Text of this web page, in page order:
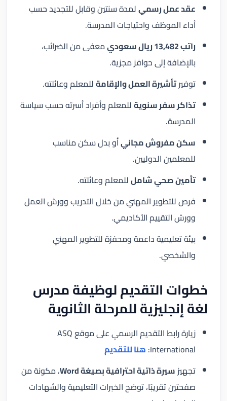
عقد عمل رسميلمدة سنتين وقابل للتجديد حسب
أداء الموظف واحتياجات المدرسة.
راتب 13,482 ريال سعودي
معفى من الضرائب،
بالإضافة إلى حوافز مجزية.
توفيرتأشيرة العمل والإقامةللمعلم وعائلته.
تذاكر سفر سنويةللمعلم وأفراد أسرته حسب سياسة
المدرسة.
سكن مفروش مجانيأو بدل سكن مناسب
للمعلمين الدوليين.
تأمين صحي شاملللمعلم وعائلته.
فرص للتطوير المهني من خلال التدريب وورش العمل
وورش التقييم الأكاديمي.
بيئة تعليمية داعمة ومحفزة للتطوير المهني
والشخصي.
خطوات التقديم لوظيفة مدرس
لغة إنجليزية للمرحلة الثانوية
زيارة رابط التقديم الرسمي على موقع ASQ
International: هنا للتقديم
تجهيز سيرة ذاتية احترافية بصيغة Word
، مكونة من
صفحتين تقريبًا، توضح الخبرات التعليمية والشهادات